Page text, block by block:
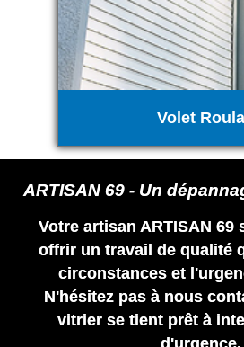
Volet
ARTISAN 69 - Un
Votre artisan ARTISAN 69
offrir un travail de qualité
circonstances et
N'hésitez pas à nous
vitrier se tient prêt à
d'urgence.